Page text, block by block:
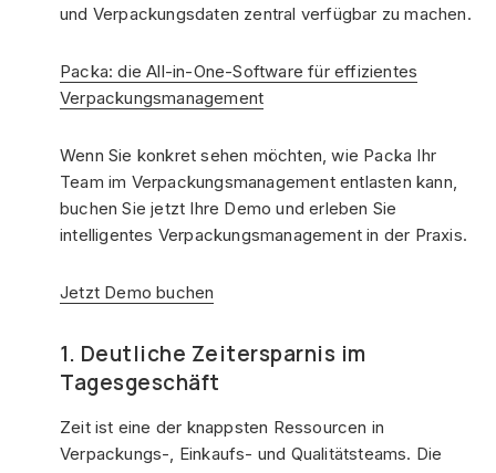
und Verpackungsdaten zentral verfügbar zu machen.
Packa: die All-in-One-Software für effizientes
Verpackungsmanagement
Wenn Sie konkret sehen möchten, wie Packa Ihr
Team im Verpackungsmanagement entlasten kann,
buchen Sie jetzt Ihre Demo und erleben Sie
intelligentes Verpackungsmanagement in der Praxis.
Jetzt Demo buchen
1. Deutliche Zeitersparnis im
Tagesgeschäft
Zeit ist eine der knappsten Ressourcen in
Verpackungs-, Einkaufs- und Qualitätsteams. Die